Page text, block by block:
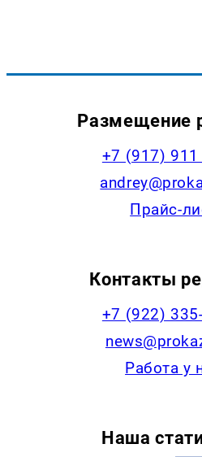
Размещение
+7 (917) 911
Прайс-
Контакты
+7 (922)
Работа у
Наша